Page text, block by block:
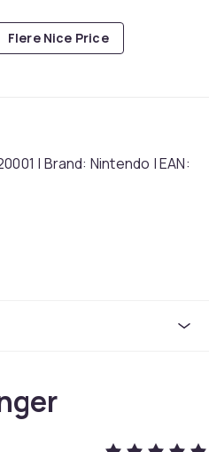
Flere Nice Price
| Brand: Nintendo | EAN: